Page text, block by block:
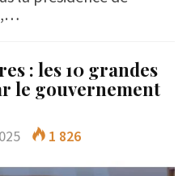
: les 10 grandes
le gouvernement
1 826